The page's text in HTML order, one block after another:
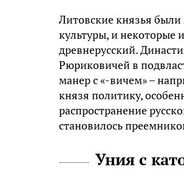
Литовские князья
культуры, и некоторые
древнерусский.
Рюриковичей в
манер с «-вичем» –
князя политику,
распространение
становилось
Уния с